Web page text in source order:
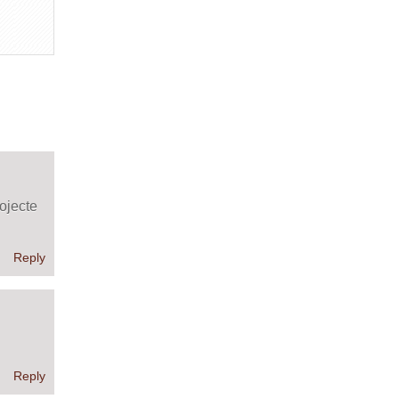
Reply
Reply